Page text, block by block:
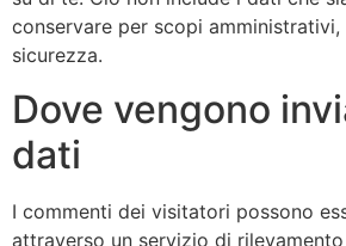
conservare per scopi
sicurezza.
Dove vengono
dati
I commenti dei visitatori possono
attraverso un servizio di